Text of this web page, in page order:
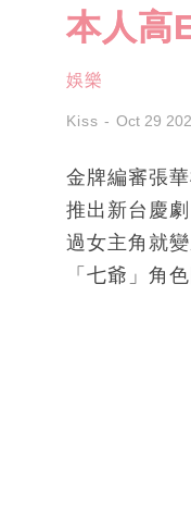
本人高
娛樂
Kiss Oct 29
金牌編審張
推出新台慶
過女主角就
「七爺」角